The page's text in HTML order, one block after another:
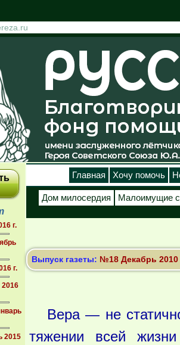
г.
г.
2015
Главная Хочу помочь
Дом милосердия Малоимущие
Выпуск газеты: №18 Декабрь 2010
Вера — не
тяжении всей